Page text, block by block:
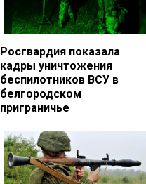
Росгвардия показала
кадры уничтожения
беспилотников ВСУ в
белгородском
приграничье